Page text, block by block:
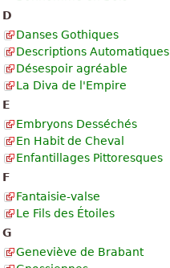
D
Danses Gothiques
Descriptions Automatiques
Désespoir agréable
La Diva de l'Empire
E
Embryons Desséchés
En Habit de Cheval
Enfantillages Pittoresques
F
Fantaisie-valse
Le Fils des Étoiles
G
Geneviève de Brabant